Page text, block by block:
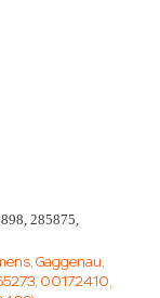
285875,